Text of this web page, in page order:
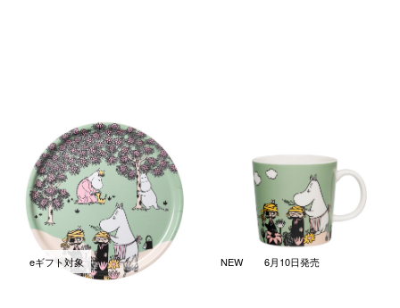
ムーミン クラシック木製トレ
イ 35cm ラビングケア
￥6,600
(税込)
ラビングケア
(税込)
eギフト対象 NEW 6月10日発売